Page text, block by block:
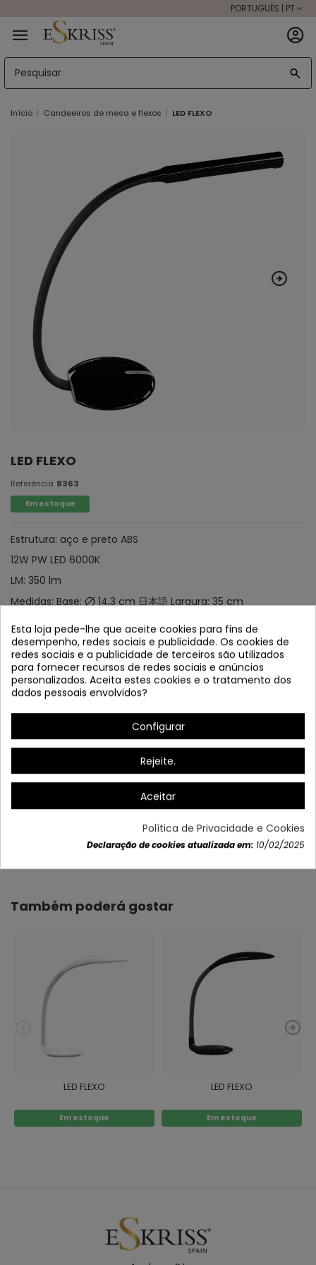
PORTUGUÊS | PT
Início Candeeiros de mesa e flexos LED FLEXO
LED FLEXO
Referência 8363
Em estoque
Estrutura: aço e preto ABS
12W PW LED 6000K
LM: 350 lm
Medidas: Base:
14,3 cm 日本語 Largura: 35 cm
CONCEPÇÃO USB
Dados do produto
Também poderá gostar
LED FLEXO
Em estoque
LED FLEXO
Em estoque
Esta loja pede-lhe que aceite cookies para fins de
desempenho, redes sociais e publicidade. Os cookies de
redes sociais e a publicidade de terceiros são utilizados
para fornecer recursos de redes sociais e anúncios
personalizados. Aceita estes cookies e o tratamento dos
dados pessoais envolvidos?
Configurar
Rejeite.
Aceitar
Política de Privacidade e Cookies
Declaração de cookies atualizada em: 10/02/2025